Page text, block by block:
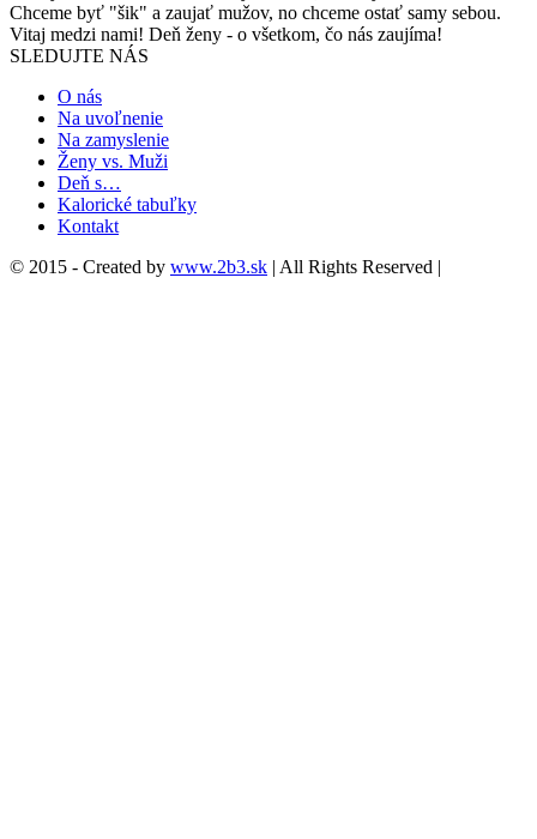
Chceme byť "šik" a zaujať mužov, no chceme ostať samy sebou.
Vitaj medzi nami! Deň ženy - o všetkom, čo nás zaujíma!
SLEDUJTE NÁS
O nás
Na uvoľnenie
Na zamyslenie
Ženy vs. Muži
Deň s…
Kalorické tabuľky
Kontakt
© 2015 - Created by www.2b3.sk | All Rights Reserved |